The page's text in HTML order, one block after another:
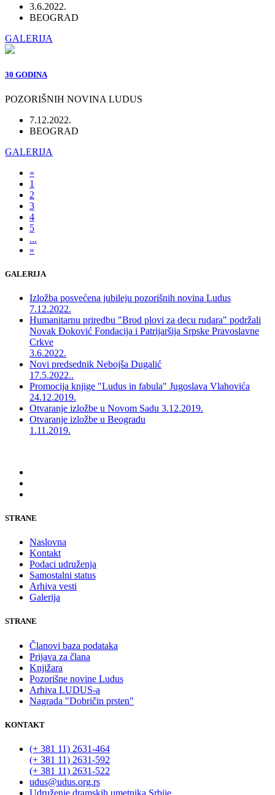
3.6.2022.
BEOGRAD
GALERIJA
30 GODINA
POZORIŠNIH NOVINA LUDUS
7.12.2022.
BEOGRAD
GALERIJA
«
1
2
3
4
5
...
»
GALERIJA
Izložba posvećena jubileju pozorišnih novina Ludus
7.12.2022.
Humanitarnu priredbu "Brod plovi za decu rudara" podržali
Novak Đoković Fondacija i Patrijaršija Srpske Pravoslavne
Crkve
3.6.2022.
Novi predsednik Nebojša Dugalić
17.5.2022..
Promocija knjige "Ludus in fabula" Jugoslava Vlahovića
24.12.2019.
Otvaranje izložbe u Novom Sadu 3.12.2019.
Otvaranje izložbe u Beogradu
1.11.2019.
STRANE
Naslovna
Kontakt
Podaci udruženja
Samostalni status
Arhiva vesti
Galerija
STRANE
Članovi baza podataka
Prijava za člana
Knjižara
Pozorišne novine Ludus
Arhiva LUDUS-a
Nagrada "Dobričin prsten"
KONTAKT
(+ 381 11) 2631-464
(+ 381 11) 2631-592
(+ 381 11) 2631-522
udus@udus.org.rs
Udruženje dramskih umetnika Srbije